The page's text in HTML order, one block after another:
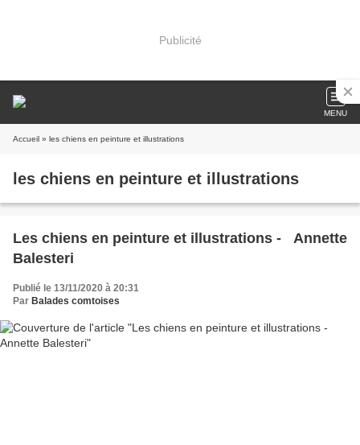
Publicité
MENU
Accueil » les chiens en peinture et illustrations
les chiens en peinture et illustrations
Les chiens en peinture et illustrations - Annette
Balesteri
Publié le 13/11/2020 à 20:31
Par Balades comtoises